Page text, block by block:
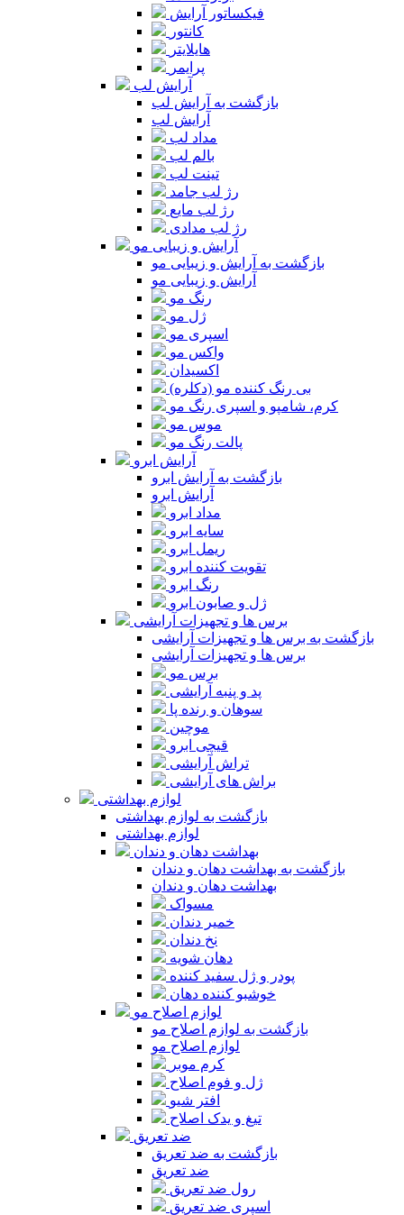
فیکساتور آرایش
کانتور
هایلایتر
پرایمر
آرایش لب
بازگشت به آرایش لب
آرایش لب
مداد لب
بالم لب
تینت لب
رژ لب جامد
رژ لب مایع
رژ لب مدادی
آرایش و زیبایی مو
بازگشت به آرایش و زیبایی مو
آرایش و زیبایی مو
رنگ مو
ژل مو
اسپری مو
واکس مو
اکسیدان
بی رنگ کننده مو (دکلره)
کرم، شامپو و اسپری رنگ مو
موس مو
پالت رنگ مو
آرایش ابرو
بازگشت به آرایش ابرو
آرایش ابرو
مداد ابرو
سایه ابرو
ریمل ابرو
تقویت کننده ابرو
رنگ ابرو
ژل و صابون ابرو
برس ها و تجهیزات آرایشی
بازگشت به برس ها و تجهیزات آرایشی
برس ها و تجهیزات آرایشی
برس مو
پد و پنبه آرایشی
سوهان و رنده پا
موچین
قیچی ابرو
تراش آرایشی
براش های آرایشی
لوازم بهداشتی
بازگشت به لوازم بهداشتی
لوازم بهداشتی
بهداشت دهان و دندان
بازگشت به بهداشت دهان و دندان
بهداشت دهان و دندان
مسواک
خمیر دندان
نخ دندان
دهان شویه
پودر و ژل سفید کننده
خوشبو کننده دهان
لوازم اصلاح مو
بازگشت به لوازم اصلاح مو
لوازم اصلاح مو
کرم موبر
ژل و فوم اصلاح
افتر شیو
تیغ و یدک اصلاح
ضد تعریق
بازگشت به ضد تعریق
ضد تعریق
رول ضد تعریق
اسپری ضد تعریق